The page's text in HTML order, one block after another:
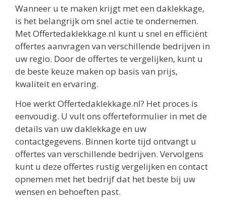
Wanneer u te maken krijgt met een daklekkage,
is het belangrijk om snel actie te ondernemen.
Met Offertedaklekkage.nl kunt u snel en efficiënt
offertes aanvragen van verschillende bedrijven in
uw regio. Door de offertes te vergelijken, kunt u
de beste keuze maken op basis van prijs,
kwaliteit en ervaring.
Hoe werkt Offertedaklekkage.nl? Het proces is
eenvoudig. U vult ons offerteformulier in met de
details van uw daklekkage en uw
contactgegevens. Binnen korte tijd ontvangt u
offertes van verschillende bedrijven. Vervolgens
kunt u deze offertes rustig vergelijken en contact
opnemen met het bedrijf dat het beste bij uw
wensen en behoeften past.